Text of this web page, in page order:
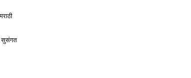
सुसंगत